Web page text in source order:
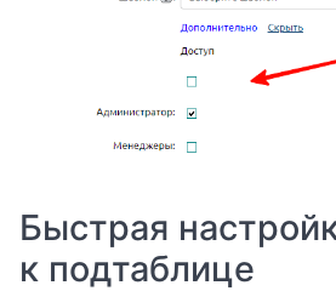
Быстрая
к подтаблице